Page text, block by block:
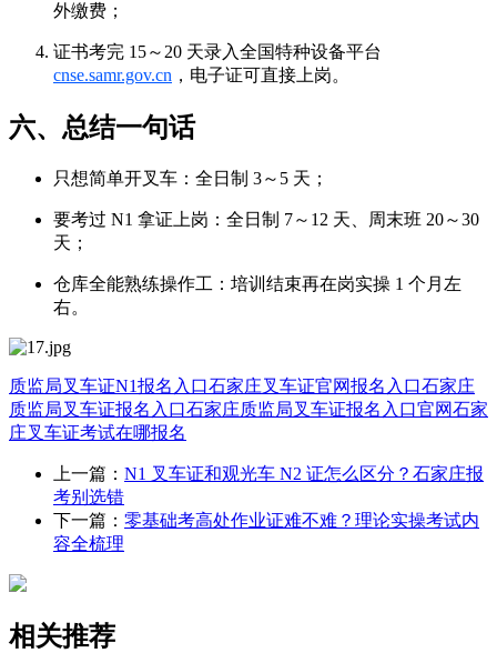
外缴费；
证书考完 15～20 天录入全国特种设备平台
cnse.samr.gov.cn ，电子证可直接上岗。
六、总结一句话
只想简单开叉车：全日制 3～5 天；
要考过 N1 拿证上岗：全日制 7～12 天、周末班 20～30
天；
仓库全能熟练操作工：培训结束再在岗实操 1 个月左
右。
质监局叉车证N1报名入口石家庄叉车证官网报名入口石家庄
质监局叉车证报名入口石家庄质监局叉车证报名入口官网石家
庄叉车证考试在哪报名
上一篇： N1 叉车证和观光车 N2 证怎么区分？石家庄报
考别选错
下一篇： 零基础考高处作业证难不难？理论实操考试内
容全梳理
相关推荐